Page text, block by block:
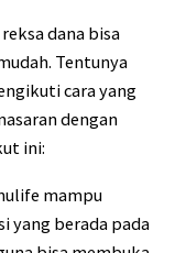
dana bisa
Tentunya
cara yang
dengan
ini:
mampu
yang berada pada